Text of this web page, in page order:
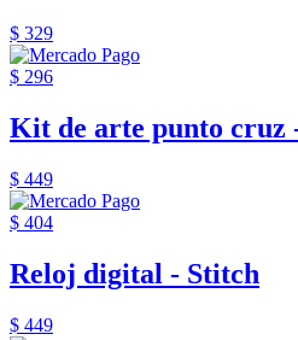
$ 329
$ 296
Kit de arte punto cruz
$ 449
$ 404
Reloj digital - Stitch
$ 449